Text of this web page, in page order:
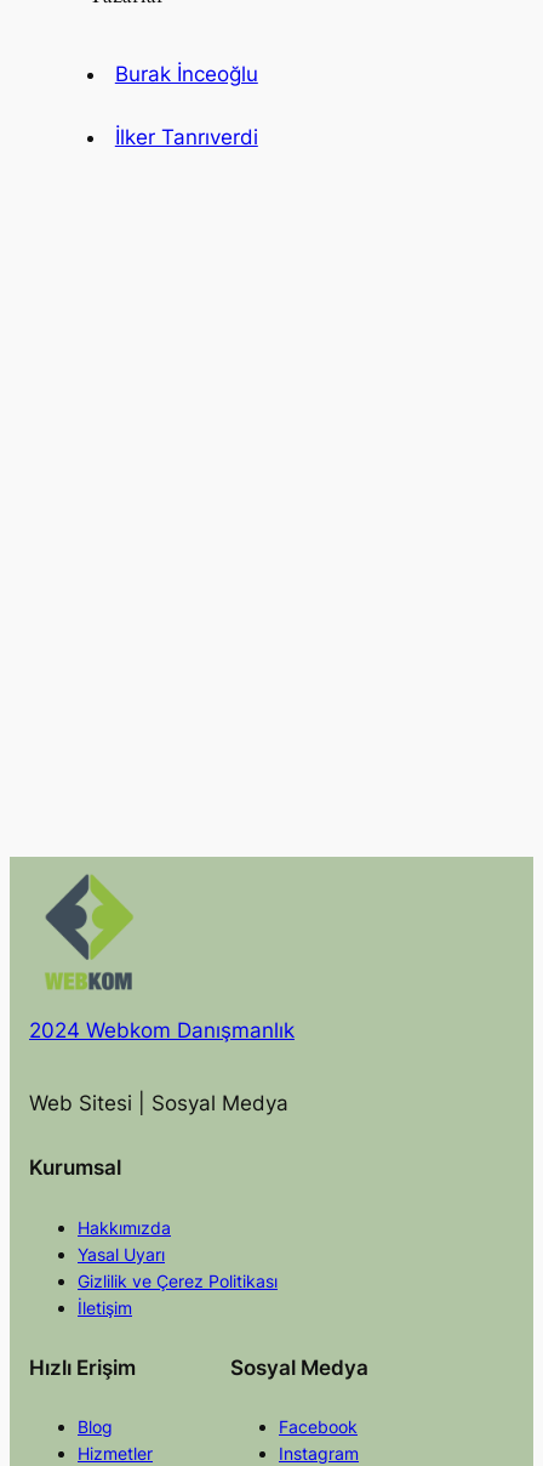
Burak İnceoğlu
İlker Tanrıverdi
2024 Webkom Danışmanlık
Web Sitesi | Sosyal Medya
Kurumsal
Hakkımızda
Yasal Uyarı
Gizlilik ve Çerez Politikası
İletişim
Hızlı Erişim
Blog
Hizmetler
Sosyal Medya
Facebook
Instagram